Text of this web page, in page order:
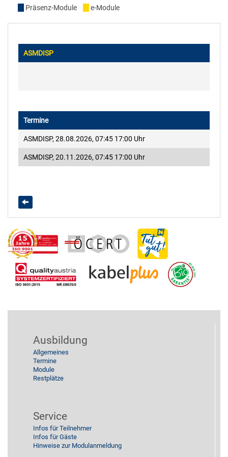
2020
2018
2017
2015
2014
2013
Ausbildung
Qualitätsmanagement
IT
Finanz
Küche
Reinigung
e-Module
e-Informationen
Restplätze
Brandhaus & Übungsdorf
Lernplakate
Präsenz-Module e-Module
ASMDISP
Termine
ASMDISP, 28.08.2026, 07:45 17:00 Uhr
ASMDISP, 20.11.2026, 07:45 17:00 Uhr
Ausbildung
Allgemeines
Termine
Module
Restplätze
Service
Infos für Teilnehmer
Infos für Gäste
Hinweise zur Modulanmeldung